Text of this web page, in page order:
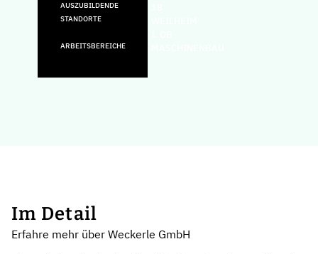
AUSZUBILDENDE
STANDORTE
ARBEITSBEREICHE
Im Detail
Erfahre mehr über Weckerle GmbH